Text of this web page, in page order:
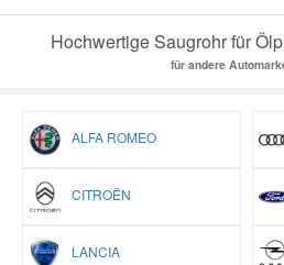
Hochwertige Saugrohr für
für andere
ALFA ROMEO
CITROËN
LANCIA